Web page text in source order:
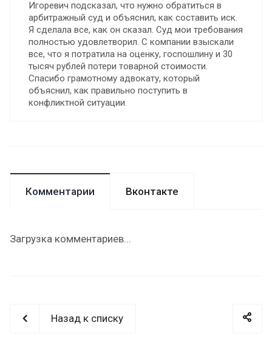
Игоревич подсказал, что нужно обратиться в
арбитражный суд и объяснил, как составить иск.
Я сделала все, как он сказал. Суд мои требования
полностью удовлетворил. С компании взыскали
все, что я потратила на оценку, госпошлину и 30
тысяч рублей потери товарной стоимости.
Спасибо грамотному адвокату, который
объяснил, как правильно поступить в
конфликтной ситуации.
Комментарии Вконтакте
Загрузка комментариев...
Назад к списку